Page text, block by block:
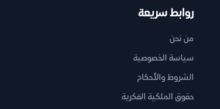
روابط سريعة
من نحن
سياسة الخصوصية
الشروط والأحكام
حقوق الملكية الفكرية